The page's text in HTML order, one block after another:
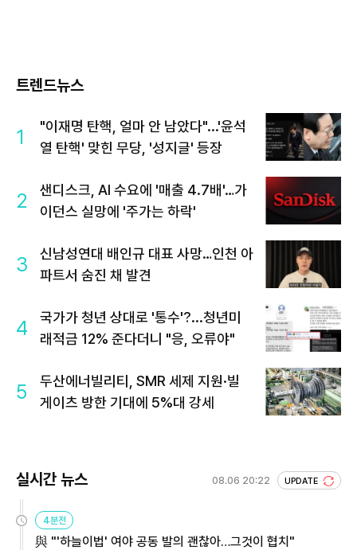
트렌드뉴스
1
"이재명 탄핵, 얼마 안 남았다"...'윤석
열 탄핵' 맞힌 무당, '성지글' 등장
2
샌디스크, AI 수요에 '매출 4.7배'…가
이던스 실망에 '주가는 하락'
3
신남성연대 배인규 대표 사망…인천 아
파트서 숨진 채 발견
4
국가가 청년 상대로 '통수'?...청년미
래적금 12% 준다더니 "응, 오류야"
5
두산에너빌리티, SMR 세제 지원·빌
게이츠 방한 기대에 5%대 강세
실시간 뉴스 08.06 20:22 UPDATE
4분전
與 "'하늘이법' 여야 공동 발의 괜찮아…그것이 협치"